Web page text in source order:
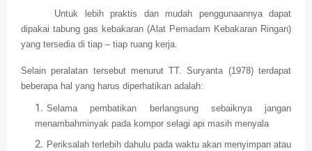
Untuk lebih praktis dan mudah penggunaannya dapat
dipakai tabung gas kebakaran (Alat Pemadam Kebakaran Ringan)
yang tersedia di tiap – tiap ruang kerja.
Selain peralatan tersebut menurut TT. Suryanta (1978) terdapat
beberapa hal yang harus diperhatikan adalah:
Selama pembatikan berlangsung sebaiknya jangan
menambahminyak pada kompor selagi api masih menyala
Periksalah terlebih dahulu pada waktu akan menyimpan atau